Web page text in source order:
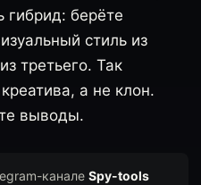
гибрид: берёте
стиль из
третьего. Так
а не клон.
выводы.
канале Spy-tools